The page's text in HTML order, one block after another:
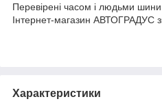
Перевірені часом і людьми шини
Інтернет-магазин АВТОГРАДУС
Характеристики